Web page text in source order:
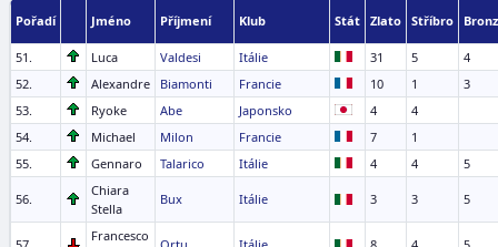
Pořadí Jméno Příjmení Klub Stát Zlato Stříbro Bronz
51. Luca Valdesi Itálie 31 5
4
52.
Alexandre Biamonti Francie 10 1
3
53.
Ryoke Abe Japonsko 4
4
54.
Michael Milon Francie 7
1
55.
Gennaro Talarico Itálie 4 4 5
56.
Chiara
Stella
Bux Itálie 3 3 5
Francesco